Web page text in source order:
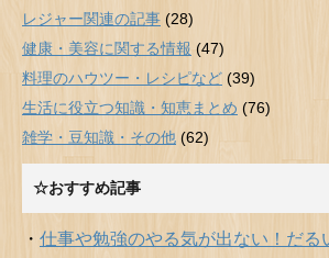
レジャー関連の記事 (28)
健康・美容に関する情報 (47)
料理のハウツー・レシピなど (39)
生活に役立つ知識・知恵まとめ (76)
雑学・豆知識・その他 (62)
☆おすすめ記事
・ 仕事や勉強のやる気が出ない！だる